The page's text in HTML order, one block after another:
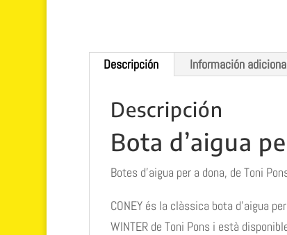
Descripción Información
Descripción
Bota d’aigua
Botes d’aigua per a dona, de Toni
CONEY és la clàssica bota d’aigua
WINTER de Toni Pons i està